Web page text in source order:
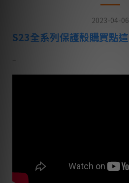
2023-04-06
S23全系列保護殼購買點這
–